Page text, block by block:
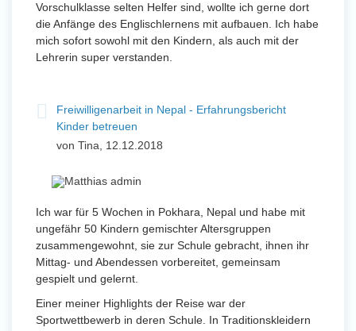
Vorschulklasse selten Helfer sind, wollte ich gerne dort
die Anfänge des Englischlernens mit aufbauen. Ich habe
mich sofort sowohl mit den Kindern, als auch mit der
Lehrerin super verstanden.
Freiwilligenarbeit in Nepal - Erfahrungsbericht
Kinder betreuen
von Tina, 12.12.2018
Ich war für 5 Wochen in Pokhara, Nepal und habe mit
ungefähr 50 Kindern gemischter Altersgruppen
zusammengewohnt, sie zur Schule gebracht, ihnen ihr
Mittag- und Abendessen vorbereitet, gemeinsam
gespielt und gelernt.
Einer meiner Highlights der Reise war der
Sportwettbewerb in deren Schule. In Traditionskleidern